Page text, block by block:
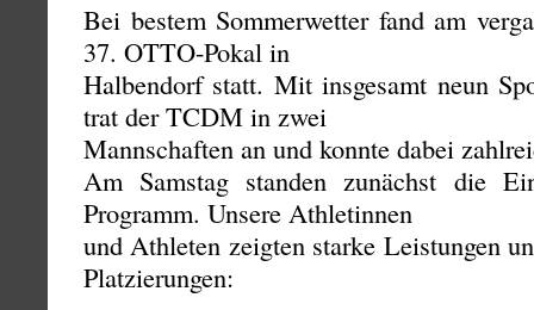
Bei bestem Sommerwetter fand am
37. OTTO-Pokal in
Halbendorf statt. Mit insgesamt neun
trat der TCDM in zwei
Mannschaften an und konnte dabei
Am Samstag standen zunächst die
Programm. Unsere Athletinnen
und Athleten zeigten starke Leistungen
Platzierungen: